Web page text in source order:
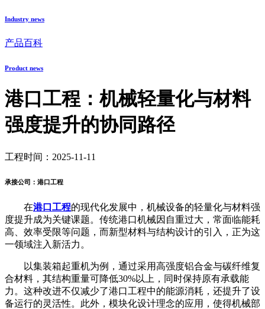
Industry news
产品百科
Product news
港口工程：机械轻量化与材料
强度提升的协同路径
工程时间：2025-11-11
承接公司：港口工程
在港口工程的现代化发展中，机械设备的轻量化与材料强
度提升成为关键课题。传统港口机械因自重过大，常面临能耗
高、效率受限等问题，而新型材料与结构设计的引入，正为这
一领域注入新活力。
以集装箱起重机为例，通过采用高强度铝合金与碳纤维复
合材料，其结构重量可降低30%以上，同时保持原有承载能
力。这种改进不仅减少了港口工程中的能源消耗，还提升了设
备运行的灵活性。此外，模块化设计理念的应用，使得机械部